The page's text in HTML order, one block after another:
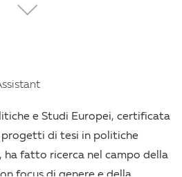
difesa legale e di elaborazione
(CIPBRA).
forense, si dedica alla
di avvocati che operano nel
e dei diritti umani.
e Studi Europei, certificata
progetti di tesi in politiche
ha fatto ricerca nel campo della